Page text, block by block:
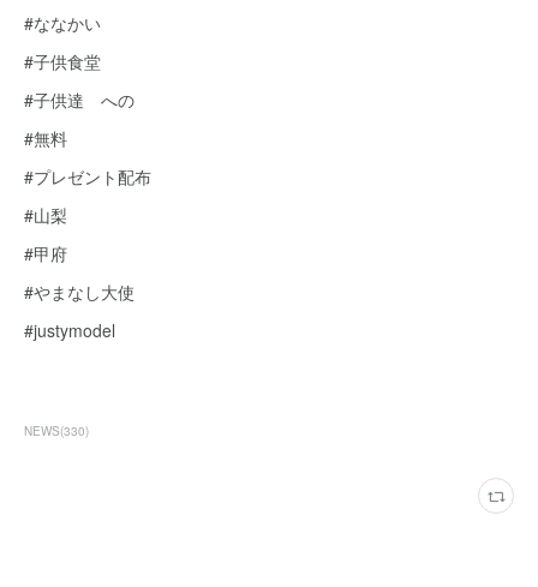
#ななかい
#子供食堂
#子供達 への
#無料
#プレゼント配布
#山梨
#甲府
#やまなし大使
#justymodel
NEWS(330)